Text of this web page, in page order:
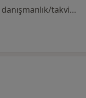
Bu uzman ilgili adres için online danışmanlık/takvim sunmuyor.